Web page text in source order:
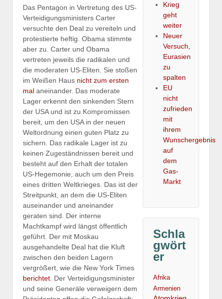
Das Pentagon in Vertretung des US-
Verteidigungsministers Carter
versuchte den Deal zu vereiteln und
protestierte heftig. Obama stimmte
aber zu. Carter und Obama
vertreten jeweils die radikalen und
die moderaten US-Eliten. Sie stoßen
im Weißen Haus nicht zum ersten
mal aneinander. Das moderate
Lager erkennt den sinkenden Stern
der USA und ist zu Kompromissen
bereit, um den USA in der neuen
Weltordnung einen guten Platz zu
sichern. Das radikale Lager ist zu
keinen Zugeständnissen bereit und
besteht auf den Erhalt der totalen
US-Hegemonie, auch um den Preis
eines dritten Weltkrieges. Das ist der
Streitpunkt, an dem die US-Eliten
auseinander und aneinander
geraten sind. Der interne
Machtkampf wird längst öffentlich
geführt. Der mit Moskau
ausgehandelte Deal hat die Kluft
zwischen den beiden Lagern
vergrößert, wie die New York Times
berichtet . Der Verteidigungsminister
und seine Generäle verweigern dem
Krieg
geht
weiter
Neuer
Versuch,
Eurasien
zu
spalten
EU
nicht
zufrieden
mit
ihrem
Wunschergebnis
auf
dem
Gas-
Markt
Schla
gwört
er
Afrika
Armenien